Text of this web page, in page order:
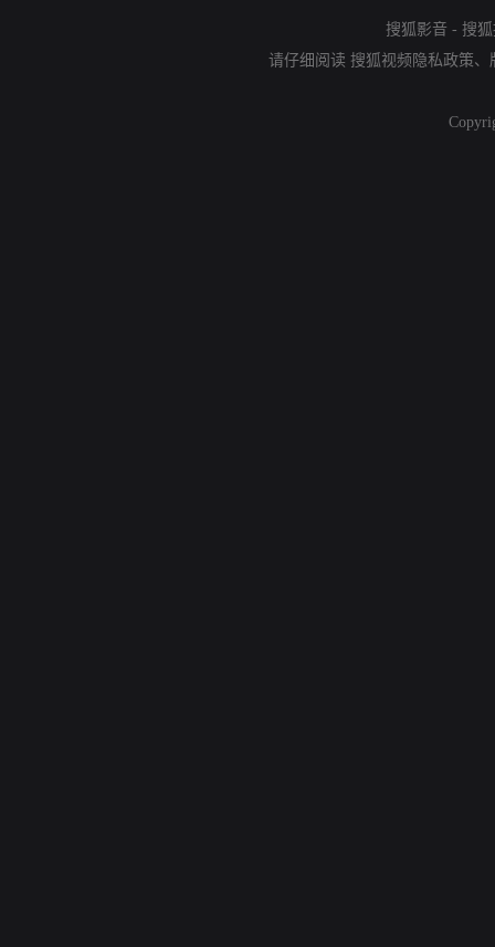
搜狐影音 - 搜
请仔细阅读 搜狐视频隐私政策、